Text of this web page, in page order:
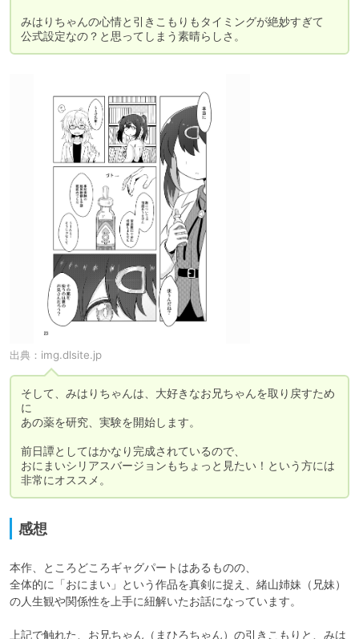
みはりちゃんの心情と引きこもりもタイミングが絶妙すぎて
出典： img.dlsite.jp
そして、みはりちゃんは、大好きなお兄ちゃんを取り戻すため
に
あの薬を研究、実験を開始します。
前日譚としてはかなり完成されているので、
おにまいシリアスバージョンもちょっと見たい！という方には
非常にオススメ。
感想
本作、ところどころギャグパートはあるものの、
全体的に「おにまい」という作品を真剣に捉え、緒山姉妹（兄妹）
の人生観や関係性を上手に紐解いたお話になっています。
上記で触れた、お兄ちゃん（まひろちゃん）の引きこもりと、みは